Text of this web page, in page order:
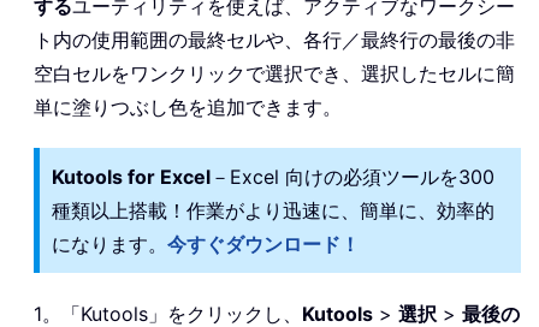
するユーティリティを使えば、アクティブなワークシー
ト内の使用範囲の最終セルや、各行／最終行の最後の非
空白セルをワンクリックで選択でき、選択したセルに簡
単に塗りつぶし色を追加できます。
Kutools for Excel －Excel 向けの必須ツールを300
種類以上搭載！作業がより迅速に、簡単に、効率的
になります。 今すぐダウンロード！
1。「Kutools」をクリックし、 Kutools > 選択 > 最後の